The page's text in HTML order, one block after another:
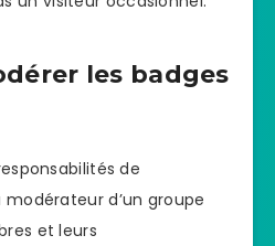
les badges
de
d’un groupe
et leurs